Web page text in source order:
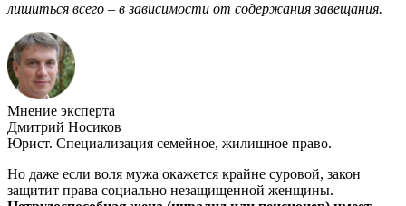
лишиться всего – в зависимости от содержания завещания.
Мнение эксперта
Дмитрий Носиков
Юрист. Специализация семейное, жилищное право.
Но даже если воля мужа окажется крайне суровой, закон
защитит права социально незащищенной женщины.